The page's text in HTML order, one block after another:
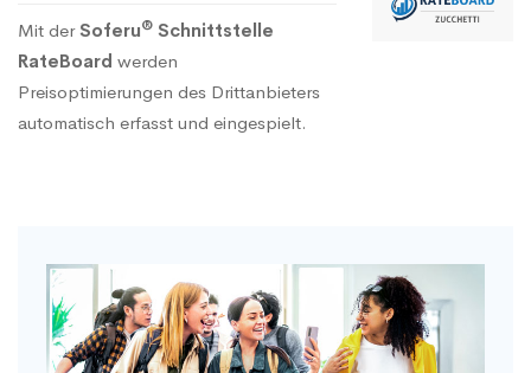
Mit derSoferu® Schnittstelle
RateBoard werden
Preisoptimierungen des Drittanbieters
automatisch erfasst und eingespielt.